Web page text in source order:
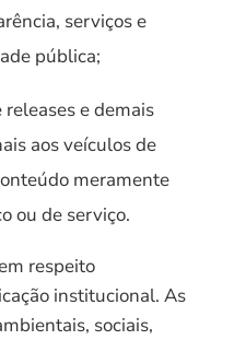
serviços e
pública;
e demais
aos veículos de
meramente
ou de serviço.
respeito
institucional. As
sociais,